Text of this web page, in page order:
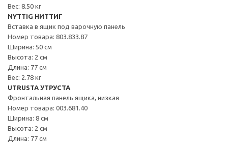
Вес: 8.50 кг
NYTTIG НИТТИГ
Вставка в ящик под варочную панель
Номер товара: 803.833.87
Ширина: 50 см
Высота: 2 см
Длина: 77 см
Вес: 2.78 кг
UTRUSTA УТРУСТА
Фронтальная панель ящика, низкая
Номер товара: 003.681.40
Ширина: 8 см
Высота: 2 см
Длина: 77 см